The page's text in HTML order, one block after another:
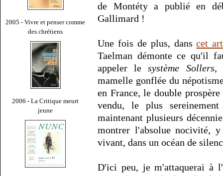
2005 - Vivre et penser comme
des chrétiens
2006 - La Critique meurt
jeune
de Montéty a publié en
Gallimard !
Une fois de plus, danscet
Taelman démonte ce qu'il
appeler lesystème Sollers,
mamelle gonflée du
en France, le double
vendu, le plus sereinement
maintenant plusieurs
montrer l'absolue nocivité,
vivant, dans un océan de
D'ici peu, je m'attaquerai à